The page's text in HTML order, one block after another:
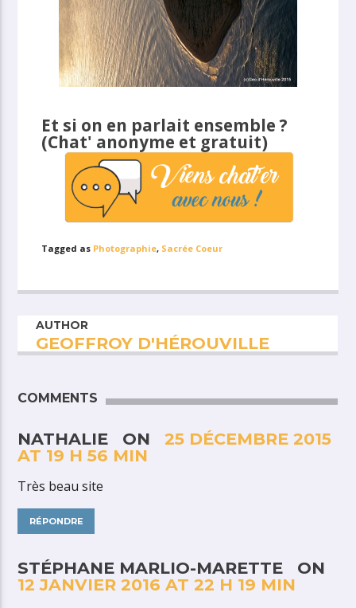
Et si on en parlait ensemble ?
(Chat' anonyme et gratuit)
Tagged as Photographie, Sacrée Coeur
AUTHOR
GEOFFROY D'HÉROUVILLE
COMMENTS
NATHALIE ON25 DÉCEMBRE 2015
AT 19 H 56 MIN
Très beau site
RÉPONDRE
STÉPHANE MARLIO-MARETTE ON
12 JANVIER 2016 AT 22 H 19 MIN